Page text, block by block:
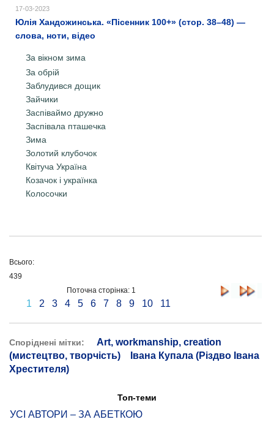
17-03-2023
Юлія Хандожинська. «Пісенник 100+» (стор. 38–48) —
слова, ноти, відео
За вікном зима
За обрій
Заблудився дощик
Зайчики
Заспіваймо дружно
Заспівала пташечка
Зима
Золотий клубочок
Квітуча Україна
Козачок і українка
Колосочки
Всього:
439
Поточна сторінка: 1
1 2 3 4 5 6 7 8 9 10 11
Споріднені мітки:
Art, workmanship, creation
(мистецтво, творчість)
Івана Купала (Різдво Івана
Хрестителя)
Топ-теми
УСІ АВТОРИ – ЗА АБЕТКОЮ